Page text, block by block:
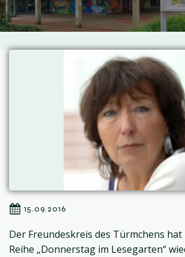
15.09.2016
Der Freundeskreis des Türmchens hat
Reihe „Donnerstag im Lesegarten“